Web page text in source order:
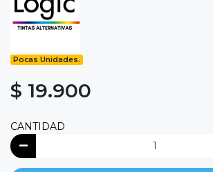
Pocas Unidades.
$ 19.900
CANTIDAD